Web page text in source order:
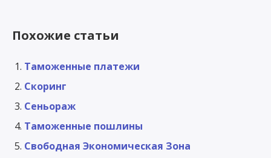
Похожие статьи
Таможенные платежи
Скоринг
Сеньораж
Таможенные пошлины
Свободная Экономическая Зона